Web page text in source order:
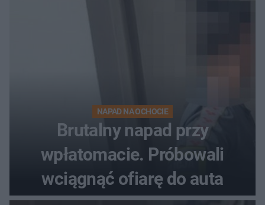
NAPAD NA OCHOCIE
Brutalny napad przy
wpłatomacie. Próbowali
wciągnąć ofiarę do auta